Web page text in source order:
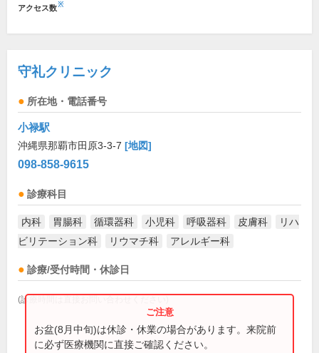
アクセス数※
守礼クリニック
所在地・電話番号
小禄駅
沖縄県那覇市田原3-3-7 [地図]
098-858-9615
診療科目
内科 胃腸科 循環器科 小児科 呼吸器科 皮膚科
リハ
ビリテーション科
リウマチ科 アレルギー科
診療/受付時間・休診日
(診療時間は直接お問い合わせください)
お盆(8月中旬)は休診・休業の場合があります。来院前
に必ず医療機関に直接ご確認ください。